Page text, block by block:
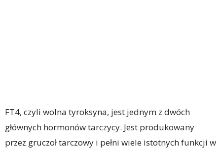
FT4, czyli wolna tyroksyna, jest jednym z dwóch
głównych hormonów tarczycy. Jest produkowany
przez gruczoł tarczowy i pełni wiele istotnych funkcji w